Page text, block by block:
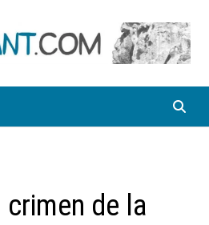
crimen de la